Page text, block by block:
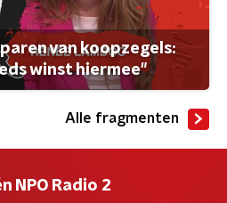
van koopzegels:
winst hiermee"
Alle fragmenten
NPO Radio 2